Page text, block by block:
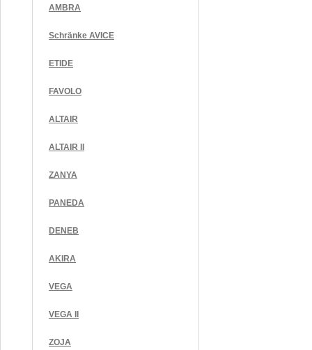
AMBRA
Schränke AVICE
ETIDE
FAVOLO
ALTAIR
ALTAIR II
ZANYA
PANEDA
DENEB
AKIRA
VEGA
VEGA II
ZOJA